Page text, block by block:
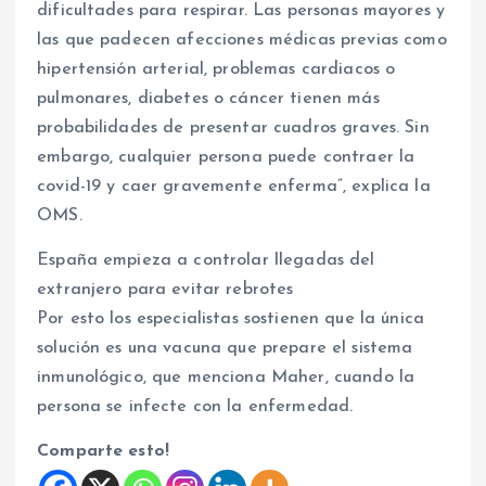
dificultades para respirar. Las personas mayores y
las que padecen afecciones médicas previas como
hipertensión arterial, problemas cardiacos o
pulmonares, diabetes o cáncer tienen más
probabilidades de presentar cuadros graves. Sin
embargo, cualquier persona puede contraer la
covid-19 y caer gravemente enferma”, explica la
OMS.
España empieza a controlar llegadas del
extranjero para evitar rebrotes
Por esto los especialistas sostienen que la única
solución es una vacuna que prepare el sistema
inmunológico, que menciona Maher, cuando la
persona se infecte con la enfermedad.
Comparte esto!